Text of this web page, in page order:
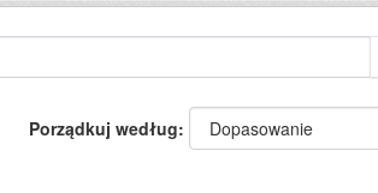
Porządkuj według